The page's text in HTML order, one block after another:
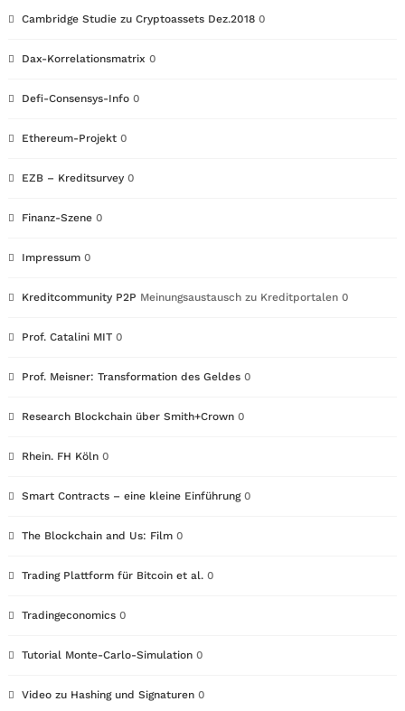
Cambridge Studie zu Cryptoassets Dez.2018 0
Dax-Korrelationsmatrix 0
Defi-Consensys-Info 0
Ethereum-Projekt 0
EZB – Kreditsurvey 0
Finanz-Szene 0
Impressum 0
Kreditcommunity P2P Meinungsaustausch zu Kreditportalen 0
Prof. Catalini MIT 0
Prof. Meisner: Transformation des Geldes 0
Research Blockchain über Smith+Crown 0
Rhein. FH Köln 0
Smart Contracts – eine kleine Einführung0
The Blockchain and Us: Film 0
Trading Plattform für Bitcoin et al. 0
Tradingeconomics 0
Tutorial Monte-Carlo-Simulation 0
Video zu Hashing und Signaturen 0